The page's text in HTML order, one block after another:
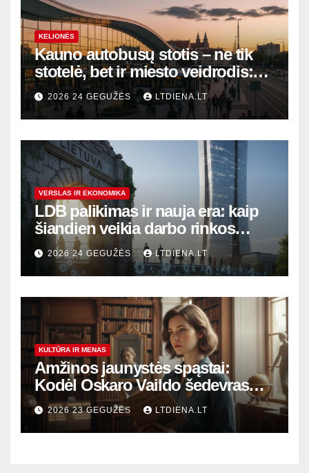
KELIONĖS
Kauno autobusų stotis – ne tik
stotelė, bet ir miesto veidrodis:
modernūs vartai į laikinąją
sostinę
2026 24 GEGUŽĖS LTDIENA.LT
VERSLAS IR EKONOMIKA
LDB palikimas ir nauja era: kaip
šiandien veikia darbo rinkos
variklis Lietuvoje?
2026 24 GEGUŽĖS LTDIENA.LT
KULTŪRA IR MENAS
Amžinos jaunystės spąstai:
Kodėl Oskaro Vaildo šedevras
šiandien aktualesnis nei bet
kada?
2026 23 GEGUŽĖS LTDIENA.LT